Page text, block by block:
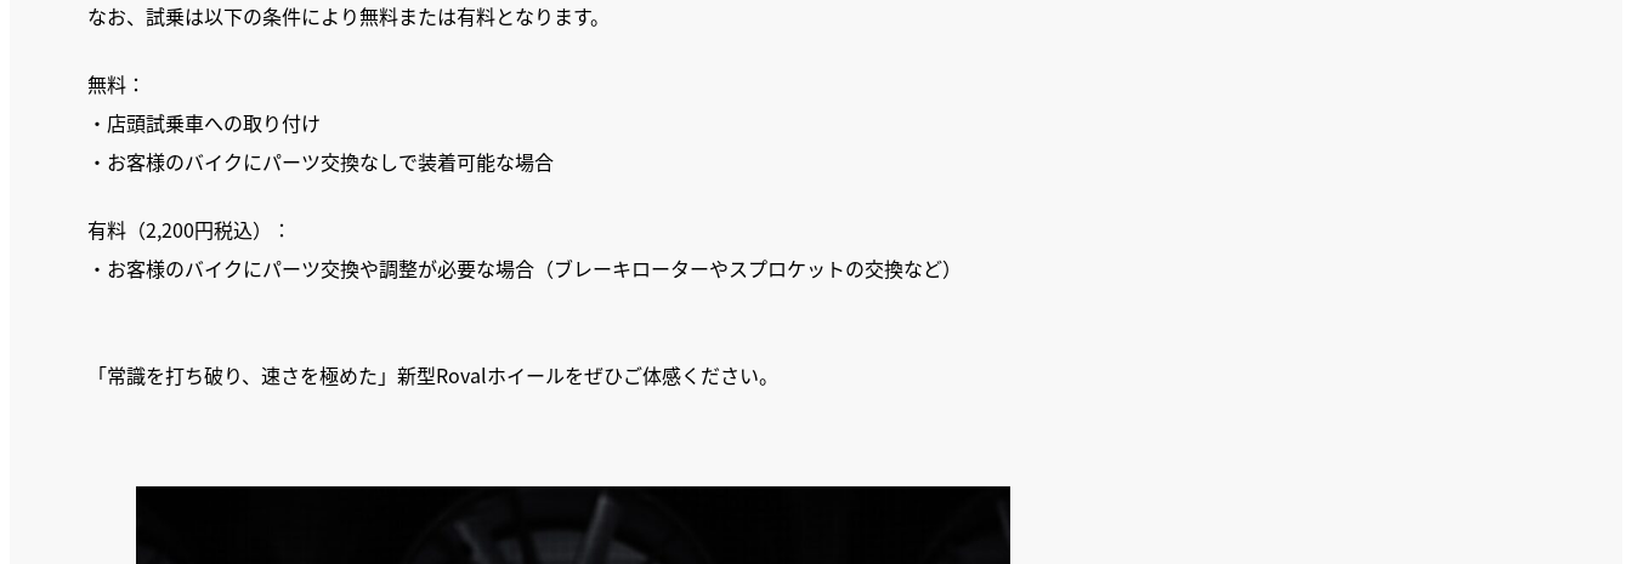
なお、試乗は以下の条件により無料または有料となります。
無料：
・店頭試乗車への取り付け
・お客様のバイクにパーツ交換なしで装着可能な場合
有料（2,200円税込）：
・お客様のバイクにパーツ交換や調整が必要な場合（ブレーキローターやスプロケットの交換など）
「常識を打ち破り、速さを極めた」新型Rovalホイールをぜひご体感ください。